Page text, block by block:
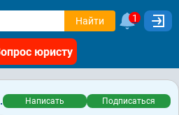
Найти 1
юристу
Написать Подписаться